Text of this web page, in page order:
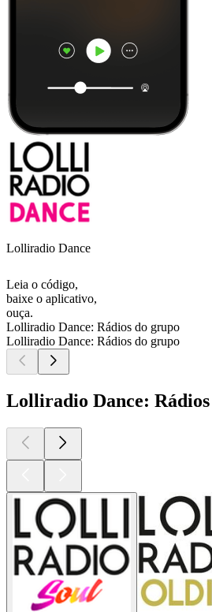
Lolliradio Dance
Leia o código,
baixe o aplicativo,
ouça.
Lolliradio Dance: Rádios do grupo
Lolliradio Dance: Rádios do grupo
Lolliradio Dance: